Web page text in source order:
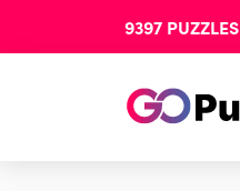
9397 PUZZLES